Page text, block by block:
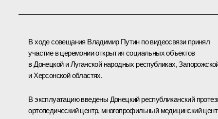
В ходе совещания Владимир Путин по видеосвязи принял
участие в церемонии открытия социальных объектов
в Донецкой и Луганской народных республиках,
и Херсонской областях.
В эксплуатацию введены Донецкий республиканский
ортопедический центр, многопрофильный медицинский